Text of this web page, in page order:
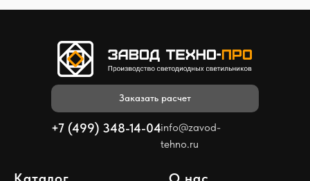
+7 (499) 348-14-04info@zavod-
tehno.ru
Заказать расчет